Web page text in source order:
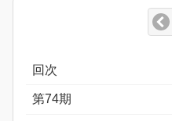
回次
第74期